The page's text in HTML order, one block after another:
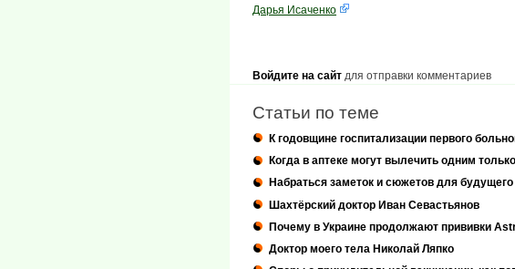
Дарья Исаченко
Войдите на сайт для отправки комментариев
Статьи по теме
К годовщине госпитализации первого
Когда в аптеке могут вылечить одним
Набраться заметок и сюжетов для
Шахтёрский доктор Иван Севастьянов
Почему в Украине продолжают прививки
Доктор моего тела Николай Ляпко